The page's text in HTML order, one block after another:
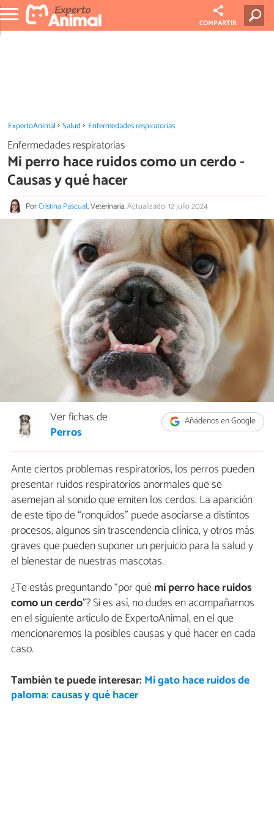
COMPARTIR
ExpertoAnimal Salud Enfermedades respiratorias
Enfermedades respiratorias
Mi perro hace ruidos como un cerdo -
Causas y qué hacer
PorCristina Pascual, Veterinaria.Actualizado: 12 julio 2024
Añádenos en Google
Ver fichas de
Perros
Ante ciertos problemas respiratorios, los perros pueden
presentar ruidos respiratorios anormales que se
asemejan al sonido que emiten los cerdos. La aparición
de este tipo de “ronquidos” puede asociarse a distintos
procesos, algunos sin trascendencia clínica, y otros más
graves que pueden suponer un perjuicio para la salud y
el bienestar de nuestras mascotas.
¿Te estás preguntando “por quémi perro hace ruidos
como un cerdo”? Si es así, no dudes en acompañarnos
en el siguiente artículo de ExpertoAnimal, en el que
mencionaremos la posibles causas y qué hacer en cada
caso.
También te puede interesar: Mi gato hace ruidos de
paloma: causas y qué hacer